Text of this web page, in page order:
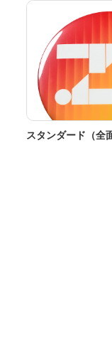
スタンダード（全